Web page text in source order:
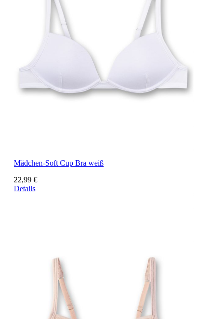
Mädchen-Soft Cup Bra weiß
22,99 €
Details